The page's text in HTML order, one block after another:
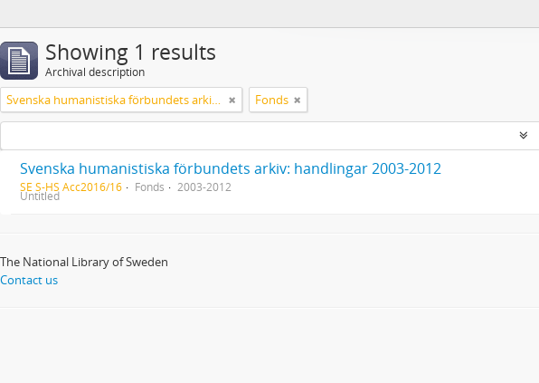
Showing 1 results
Archival description
Svenska humanistiska förbundets arkiv: handlingar 2003-2012 Fonds
Svenska humanistiska förbundets arkiv: handlingar 2003-2012
SE S-HS Acc2016/16 Fonds 2003-2012
Untitled
The National Library of Sweden
Contact us